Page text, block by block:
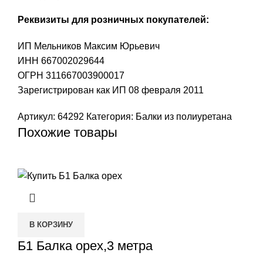
Реквизиты для розничных покупателей:
ИП Мельников Максим Юрьевич
ИНН 667002029644
ОГРН 311667003900017
Зарегистрирован как ИП 08 февраля 2011
Артикул: 64292 Категория: Балки из полиуретана
Похожие товары
В КОРЗИНУ
Б1 Балка орех,3 метра